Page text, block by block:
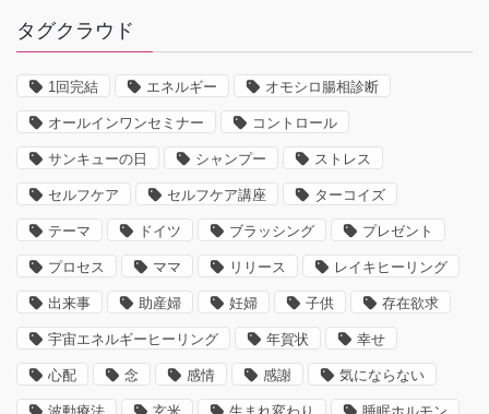
タグクラウド
1回完結 エネルギー オモシロ腸相診断
オールインワンセミナー コントロール
サンキューの日 シャンプー ストレス
セルフケア セルフケア講座 ターコイズ
テーマ ドイツ ブラッシング プレゼント
プロセス ママ リリース レイキヒーリング
出来事 助産婦 妊婦 子供 存在欲求
宇宙エネルギーヒーリング 年賀状 幸せ
心配 念 感情 感謝 気にならない